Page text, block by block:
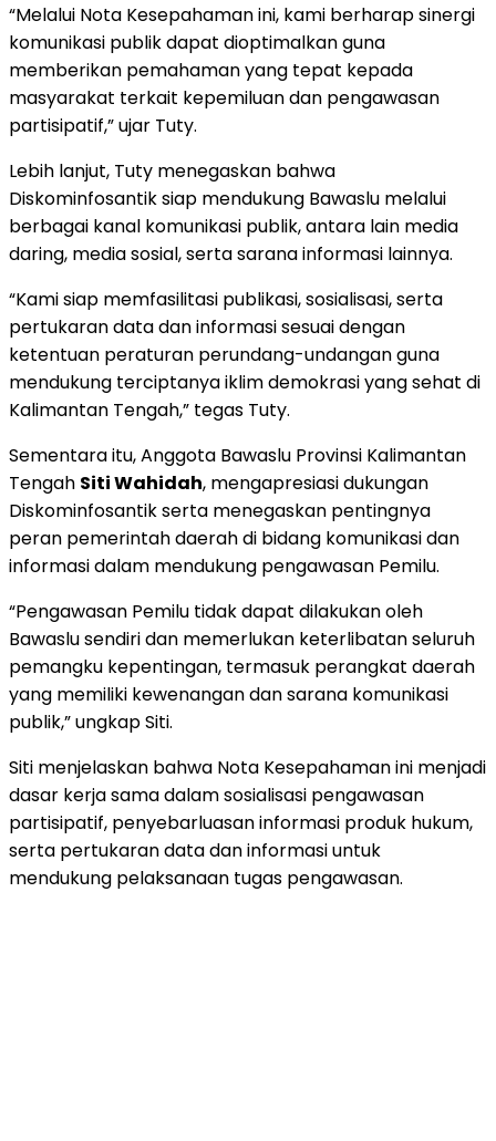
“Melalui Nota Kesepahaman ini, kami berharap sinergi
komunikasi publik dapat dioptimalkan guna
memberikan pemahaman yang tepat kepada
masyarakat terkait kepemiluan dan pengawasan
partisipatif,” ujar Tuty.
Lebih lanjut, Tuty menegaskan bahwa
Diskominfosantik siap mendukung Bawaslu melalui
berbagai kanal komunikasi publik, antara lain media
daring, media sosial, serta sarana informasi lainnya.
“Kami siap memfasilitasi publikasi, sosialisasi, serta
pertukaran data dan informasi sesuai dengan
ketentuan peraturan perundang-undangan guna
mendukung terciptanya iklim demokrasi yang sehat di
Kalimantan Tengah,” tegas Tuty.
Sementara itu, Anggota Bawaslu Provinsi Kalimantan
Tengah Siti Wahidah, mengapresiasi dukungan
Diskominfosantik serta menegaskan pentingnya
peran pemerintah daerah di bidang komunikasi dan
informasi dalam mendukung pengawasan Pemilu.
“Pengawasan Pemilu tidak dapat dilakukan oleh
Bawaslu sendiri dan memerlukan keterlibatan seluruh
pemangku kepentingan, termasuk perangkat daerah
yang memiliki kewenangan dan sarana komunikasi
publik,” ungkap Siti.
Siti menjelaskan bahwa Nota Kesepahaman ini menjadi
dasar kerja sama dalam sosialisasi pengawasan
partisipatif, penyebarluasan informasi produk hukum,
serta pertukaran data dan informasi untuk
mendukung pelaksanaan tugas pengawasan.